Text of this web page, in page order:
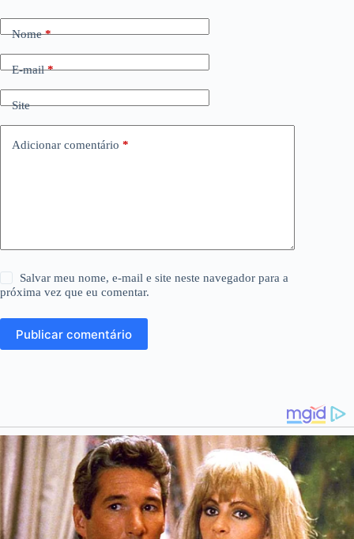
Nome*
E-mail*
Site
Adicionar comentário *
Salvar meu nome, e-mail e site neste navegador para a
próxima vez que eu comentar.
Publicar comentário